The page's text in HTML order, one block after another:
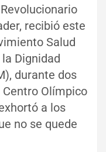
recibió este
Salud
Dignidad
durante dos
Olímpico
a los
no se quede